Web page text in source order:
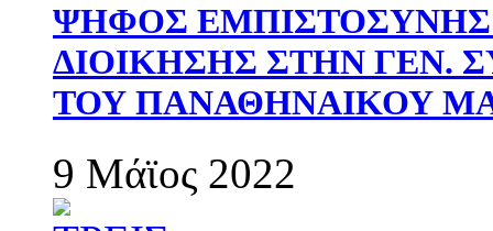
ΨΗΦΟΣ
ΔΙΟΙΚΗΣΗΣ ΣΤΗΝ ΓΕΝ.
ΤΟΥ ΠΑΝΑΘΗΝΑΙΚΟΥ
9 Μάϊος 2022